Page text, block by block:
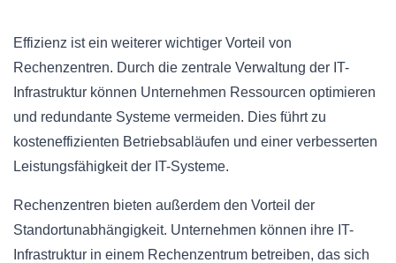
Effizienz ist ein weiterer wichtiger Vorteil von
Rechenzentren. Durch die zentrale Verwaltung der IT-
Infrastruktur können Unternehmen Ressourcen optimieren
und redundante Systeme vermeiden. Dies führt zu
kosteneffizienten Betriebsabläufen und einer verbesserten
Leistungsfähigkeit der IT-Systeme.
Rechenzentren bieten außerdem den Vorteil der
Standortunabhängigkeit. Unternehmen können ihre IT-
Infrastruktur in einem Rechenzentrum betreiben, das sich